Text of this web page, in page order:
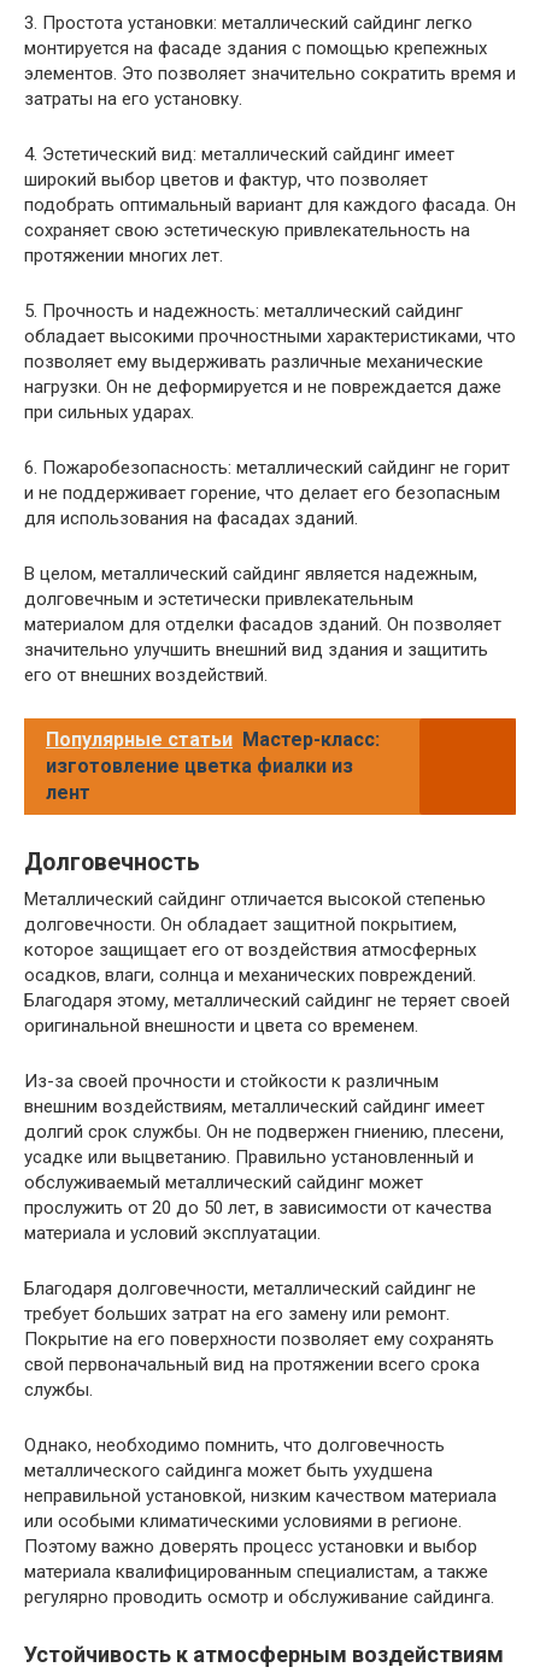
3. Простота установки: металлический сайдинг легко
монтируется на фасаде здания с помощью крепежных
элементов. Это позволяет значительно сократить время и
затраты на его установку.
4. Эстетический вид: металлический сайдинг имеет
широкий выбор цветов и фактур, что позволяет
подобрать оптимальный вариант для каждого фасада. Он
сохраняет свою эстетическую привлекательность на
протяжении многих лет.
5. Прочность и надежность: металлический сайдинг
обладает высокими прочностными характеристиками, что
позволяет ему выдерживать различные механические
нагрузки. Он не деформируется и не повреждается даже
при сильных ударах.
6. Пожаробезопасность: металлический сайдинг не горит
и не поддерживает горение, что делает его безопасным
для использования на фасадах зданий.
В целом, металлический сайдинг является надежным,
долговечным и эстетически привлекательным
материалом для отделки фасадов зданий. Он позволяет
значительно улучшить внешний вид здания и защитить
его от внешних воздействий.
Популярные статьи Мастер-класс:
изготовление цветка фиалки из
лент
Долговечность
Металлический сайдинг отличается высокой степенью
долговечности. Он обладает защитной покрытием,
которое защищает его от воздействия атмосферных
осадков, влаги, солнца и механических повреждений.
Благодаря этому, металлический сайдинг не теряет своей
оригинальной внешности и цвета со временем.
Из-за своей прочности и стойкости к различным
внешним воздействиям, металлический сайдинг имеет
долгий срок службы. Он не подвержен гниению, плесени,
усадке или выцветанию. Правильно установленный и
обслуживаемый металлический сайдинг может
прослужить от 20 до 50 лет, в зависимости от качества
материала и условий эксплуатации.
Благодаря долговечности, металлический сайдинг не
требует больших затрат на его замену или ремонт.
Покрытие на его поверхности позволяет ему сохранять
свой первоначальный вид на протяжении всего срока
службы.
Однако, необходимо помнить, что долговечность
металлического сайдинга может быть ухудшена
неправильной установкой, низким качеством материала
или особыми климатическими условиями в регионе.
Поэтому важно доверять процесс установки и выбор
материала квалифицированным специалистам, а также
регулярно проводить осмотр и обслуживание сайдинга.
Устойчивость к атмосферным воздействиям